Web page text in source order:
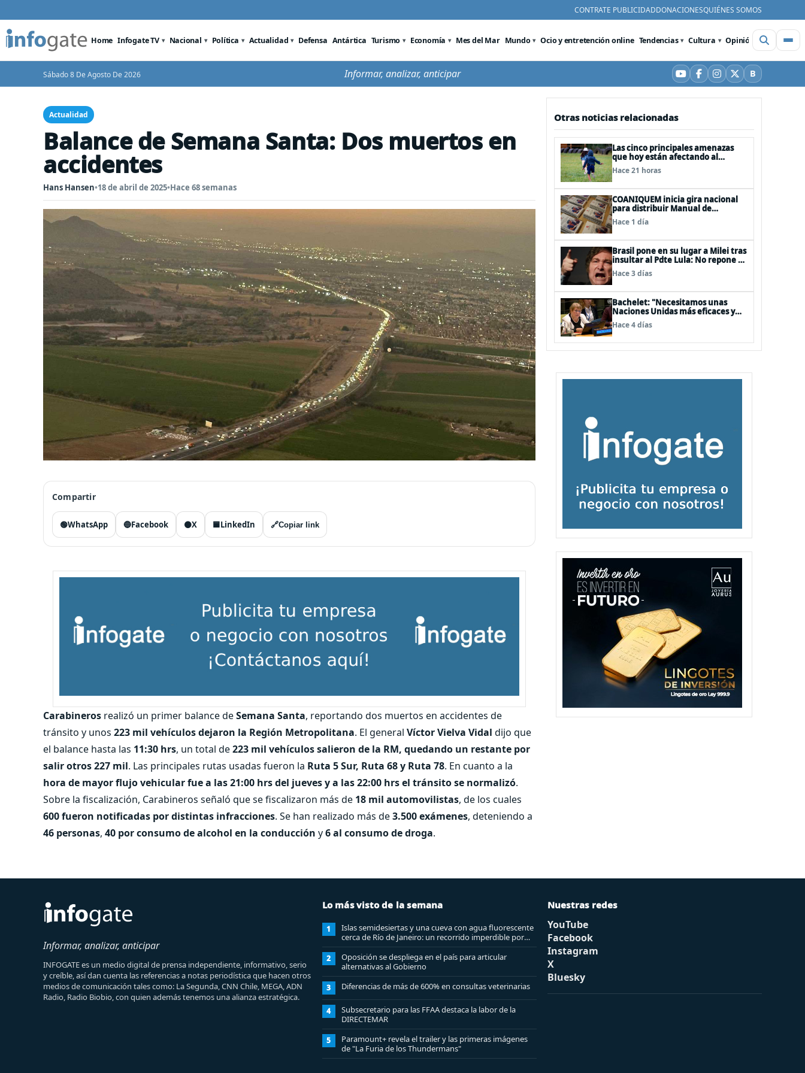
CONTRATE PUBLICIDADDONACIONESQUIÉNES SOMOS
Home Infogate TV Nacional Política Actualidad Defensa Antártica Turismo Economía Mes del Mar Mundo Ocio y entretención online Tendencias Cultura Opinión Videos
Sábado 8 De Agosto De 2026 Informar, analizar, anticipar YouTube
Facebook
Instagram
X BBluesky
Actualidad
Balance de Semana Santa: Dos muertos en
accidentes
Hans Hansen•18 de abril de 2025•Hace 68 semanas
Compartir
🟢WhatsApp 🔵Facebook ⚫X 🟦LinkedIn 🔗Copiar link
Carabineros realizó un primer balance deSemana Santa, reportando dos muertos en accidentes de
tránsito y unos 223 mil vehículos dejaron la Región Metropolitana. El general Víctor Vielva Vidal dijo que
el balance hasta las 11:30 hrs, un total de223 mil vehículos salieron de la RM, quedando un restante por
salir otros 227 mil. Las principales rutas usadas fueron la Ruta 5 Sur, Ruta 68 y Ruta 78. En cuanto a la
hora de mayor flujo vehicular fue a las 21:00 hrs del jueves y a las 22:00 hrs el tránsito se normalizó.
Sobre la fiscalización, Carabineros señaló que se fiscalizaron más de 18 mil automovilistas, de los cuales
600 fueron notificadas por distintas infracciones. Se han realizado más de3.500 exámenes, deteniendo a
46 personas, 40 por consumo de alcohol en la conducción y6 al consumo de droga.
Otras noticias relacionadas
Las cinco principales amenazas
que hoy están afectando al
desarrollo de los niños en Chile
Hace 21 horas
COANIQUEM inicia gira nacional
para distribuir Manual de
Quemaduras a profesionales de la
salud
Hace 1 día
Brasil pone en su lugar a Milei tras
insultar al Pdte Lula: No repone al
embajador en BBSS y rebaja la
relación bilateral
Hace 3 días
Bachelet: "Necesitamos unas
Naciones Unidas más eficaces y
cercanas a las personas"
Hace 4 días
Informar, analizar, anticipar
INFOGATE es un medio digital de prensa independiente, informativo, serio
y creíble, así dan cuenta las referencias a notas periodística que hacen otros
medios de comunicación tales como: La Segunda, CNN Chile, MEGA, ADN
Radio, Radio Biobio, con quien además tenemos una alianza estratégica.
Lo más visto de la semana
1
Islas semidesiertas y una cueva con agua fluorescente
cerca de Río de Janeiro: un recorrido imperdible por
Angra dos Reis
2
Oposición se despliega en el país para articular
alternativas al Gobierno
3 Diferencias de más de 600% en consultas veterinarias
4
Subsecretario para las FFAA destaca la labor de la
DIRECTEMAR
5
Paramount+ revela el trailer y las primeras imágenes
de "La Furia de los Thundermans"
Nuestras redes
YouTube
Facebook
Instagram
X
Bluesky